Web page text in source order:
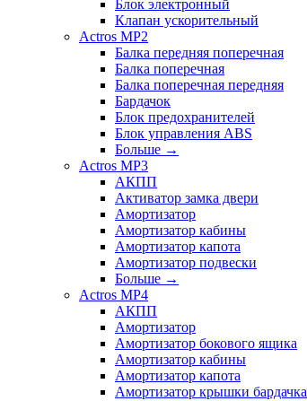
Блок электронный
Клапан ускорительный
Actros MP2
Балка передняя поперечная
Балка поперечная
Балка поперечная передняя
Бардачок
Блок предохранителей
Блок управления ABS
Больше →
Actros MP3
АКПП
Активатор замка двери
Амортизатор
Амортизатор кабины
Амортизатор капота
Амортизатор подвески
Больше →
Actros MP4
АКПП
Амортизатор
Амортизатор бокового ящика
Амортизатор кабины
Амортизатор капота
Амортизатор крышки бардачка